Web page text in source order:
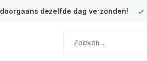
doorgaans dezelfde dag verzonden!